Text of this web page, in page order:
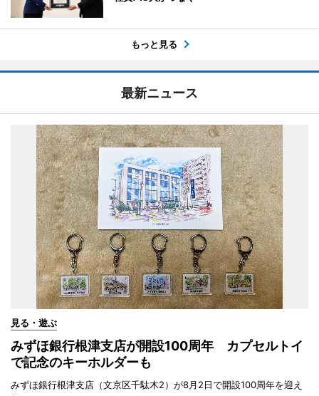
もっと見る
最新ニュース
見る・遊ぶ
みずほ銀行根津支店が開設100周年 カプセルトイ
で記念のキーホルダーも
みずほ銀行根津支店（文京区千駄木2）が8月2日で開設100周年を迎え